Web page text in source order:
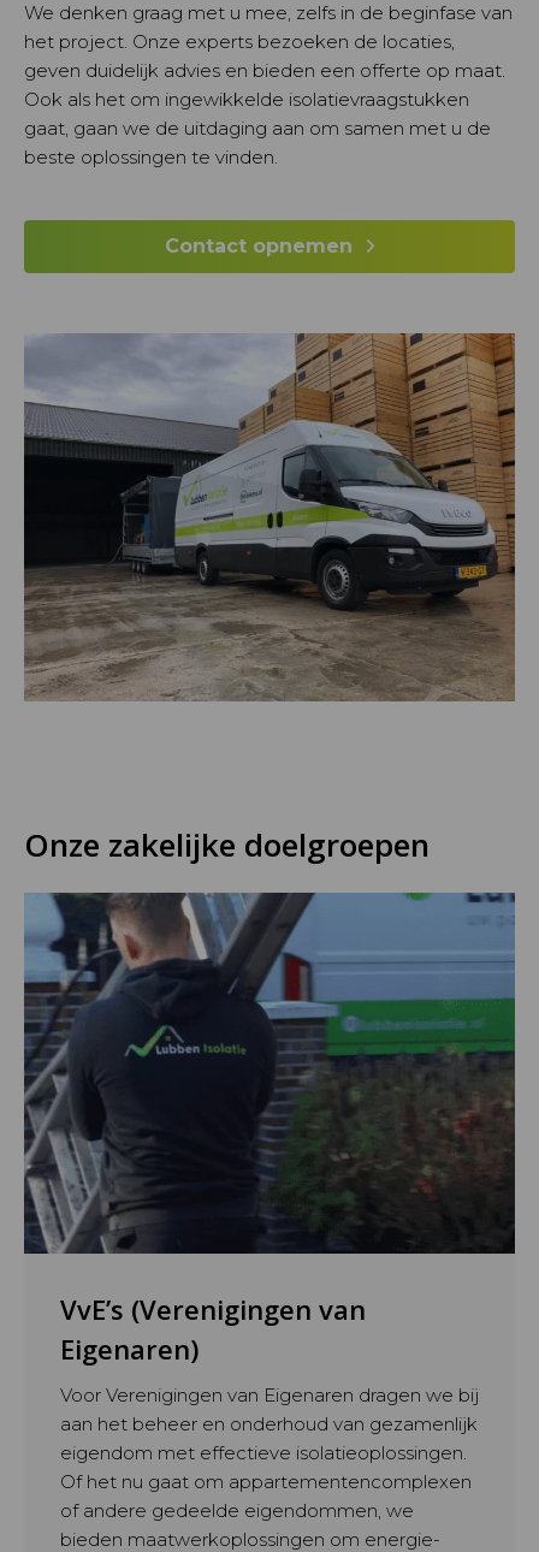
We denken graag met u mee, zelfs in de beginfase van
het project. Onze experts bezoeken de locaties,
geven duidelijk advies en bieden een offerte op maat.
Ook als het om ingewikkelde isolatievraagstukken
gaat, gaan we de uitdaging aan om samen met u de
beste oplossingen te vinden.
Contact opnemen
Onze zakelijke doelgroepen
VvE’s (Verenigingen van
Eigenaren)
Voor Verenigingen van Eigenaren dragen we bij
aan het beheer en onderhoud van gezamenlijk
eigendom met effectieve isolatieoplossingen.
Of het nu gaat om appartementencomplexen
of andere gedeelde eigendommen, we
bieden maatwerkoplossingen om energie-